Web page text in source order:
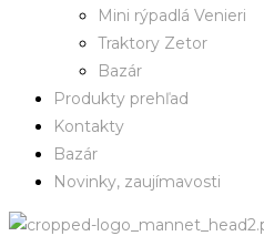
Mini rýpadlá Venieri
Traktory Zetor
Bazár
Produkty prehľad
Kontakty
Bazár
Novinky, zaujímavosti